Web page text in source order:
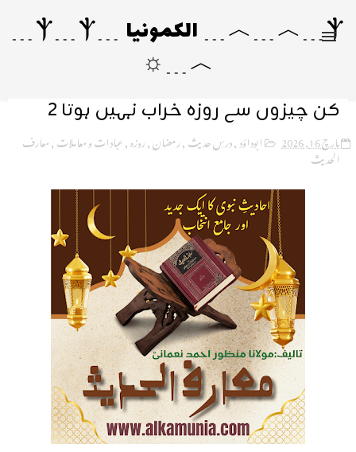
Ⲯ﹍︿﹍︿﹍ الکمونیا ﹍Ⲯ﹍Ⲯ﹍
︿﹍☼
کن چیزوں سے روزہ خراب نہیں ہوتا 2
مارچ 16, 2026 ابوداؤد,درسِ حدیث,رمضان,روزہ,عبادات و معاملات,معارف
الحدیث